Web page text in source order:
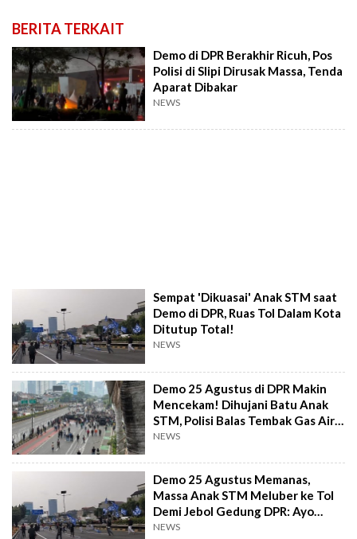
BERITA TERKAIT
Demo di DPR Berakhir Ricuh, Pos
Polisi di Slipi Dirusak Massa, Tenda
Aparat Dibakar
NEWS
Sempat 'Dikuasai' Anak STM saat
Demo di DPR, Ruas Tol Dalam Kota
Ditutup Total!
NEWS
Demo 25 Agustus di DPR Makin
Mencekam! Dihujani Batu Anak
STM, Polisi Balas Tembak Gas Air
Mata
NEWS
Demo 25 Agustus Memanas,
Massa Anak STM Meluber ke Tol
Demi Jebol Gedung DPR: Ayo
Maju!
NEWS